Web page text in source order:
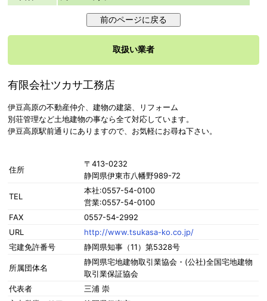
取扱い業者
有限会社ツカサ工務店
伊豆高原の不動産仲介、建物の建築、リフォーム
別荘管理など土地建物の事なら全て対応しています。
伊豆高原駅前通りにありますので、お気軽にお尋ね下さい。
住所
〒413-0232
静岡県伊東市八幡野989-72
TEL
本社:0557-54-0100
営業:0557-54-0100
FAX
0557-54-2992
URL
http://www.tsukasa-ko.co.jp/
宅建免許番号
静岡県知事（11）第5328号
所属団体名
静岡県宅地建物取引業協会・(公社)全国宅地建物
取引業保証協会
代表者
三浦 崇